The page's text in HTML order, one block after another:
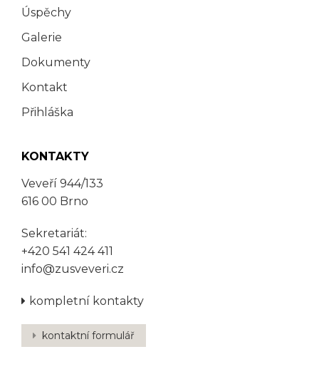
Úspěchy
Galerie
Dokumenty
Kontakt
Přihláška
KONTAKTY
Veveří 944/133
616 00 Brno
Sekretariát:
+420 541 424 411
info@zusveveri.cz
kompletní kontakty
kontaktní formulář